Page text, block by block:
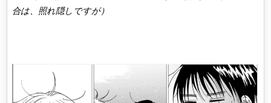
合は、照れ隠しですが）